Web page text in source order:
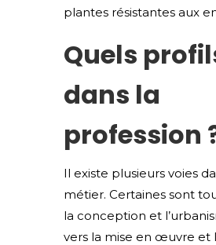
plantes résistantes aux
Quels
dans la
profession
Il existe plusieurs voies
métier. Certaines sont
la conception et
vers la mise en œuvre et